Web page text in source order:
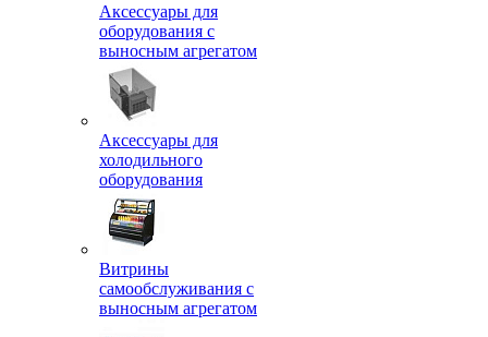
Аксессуары для
оборудования с
выносным агрегатом
Аксессуары для
холодильного
оборудования
Витрины
самообслуживания с
выносным агрегатом